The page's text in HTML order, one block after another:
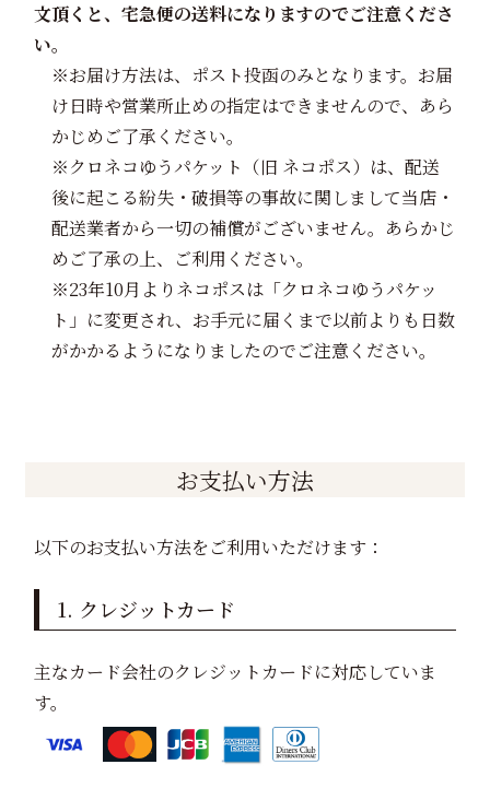
文頂くと、宅急便の送料になりますのでご注意くださ
い。
※お届け方法は、ポスト投函のみとなります。お届
け日時や営業所止めの指定はできませんので、あら
かじめご了承ください。
※クロネコゆうパケット（旧 ネコポス）は、配送
後に起こる紛失・破損等の事故に関しまして当店・
配送業者から一切の補償がございません。あらかじ
めご了承の上、ご利用ください。
※23年10月よりネコポスは「クロネコゆうパケッ
ト」に変更され、お手元に届くまで以前よりも日数
がかかるようになりましたのでご注意ください。
お支払い方法
以下のお支払い方法をご利用いただけます：
1. クレジットカード
主なカード会社のクレジットカードに対応していま
す。